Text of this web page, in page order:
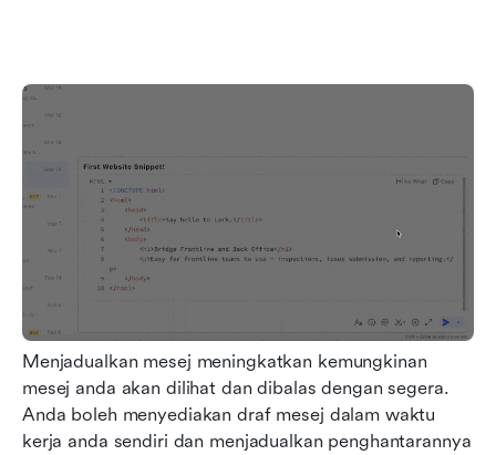
Menjadualkan mesej meningkatkan kemungkinan
mesej anda akan dilihat dan dibalas dengan segera.
Anda boleh menyediakan draf mesej dalam waktu
kerja anda sendiri dan menjadualkan penghantarannya